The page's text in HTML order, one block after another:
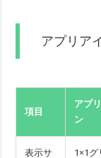
アプリア
項目
アプ
ン
表示サ
1×1グ